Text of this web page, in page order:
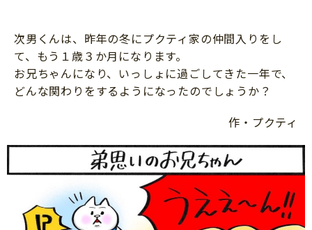
習い事
知育
健康
次男くんは、昨年の冬にプクティ家の仲間入りをし
て、もう１歳３か月になります。
お兄ちゃんになり、いっしょに過ごしてきた一年で、
どんな関わりをするようになったのでしょうか？
作・プクティ